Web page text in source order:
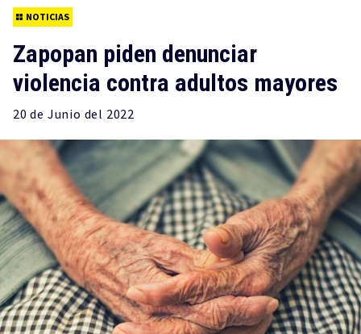
NOTICIAS
Zapopan piden denunciar
violencia contra adultos mayores
20 de Junio del 2022